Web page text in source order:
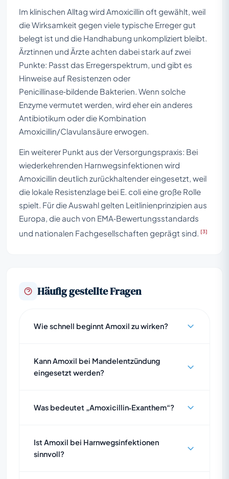
Im klinischen Alltag wird Amoxicillin oft gewählt, weil
die Wirksamkeit gegen viele typische Erreger gut
belegt ist und die Handhabung unkompliziert bleibt.
Ärztinnen und Ärzte achten dabei stark auf zwei
Punkte: Passt das Erregerspektrum, und gibt es
Hinweise auf Resistenzen oder
Penicillinase‑bildende Bakterien. Wenn solche
Enzyme vermutet werden, wird eher ein anderes
Antibiotikum oder die Kombination
Amoxicillin/Clavulansäure erwogen.
Ein weiterer Punkt aus der Versorgungspraxis: Bei
wiederkehrenden Harnwegsinfektionen wird
Amoxicillin deutlich zurückhaltender eingesetzt, weil
die lokale Resistenzlage bei E. coli eine große Rolle
spielt. Für die Auswahl gelten Leitlinienprinzipien aus
Europa, die auch von EMA‑Bewertungsstandards
und nationalen Fachgesellschaften geprägt sind.
[3]
Häufig gestellte Fragen
Wie schnell beginnt Amoxil zu wirken?
Kann Amoxil bei Mandelentzündung
eingesetzt werden?
Was bedeutet „Amoxicillin‑Exanthem“?
Ist Amoxil bei Harnwegsinfektionen
sinnvoll?